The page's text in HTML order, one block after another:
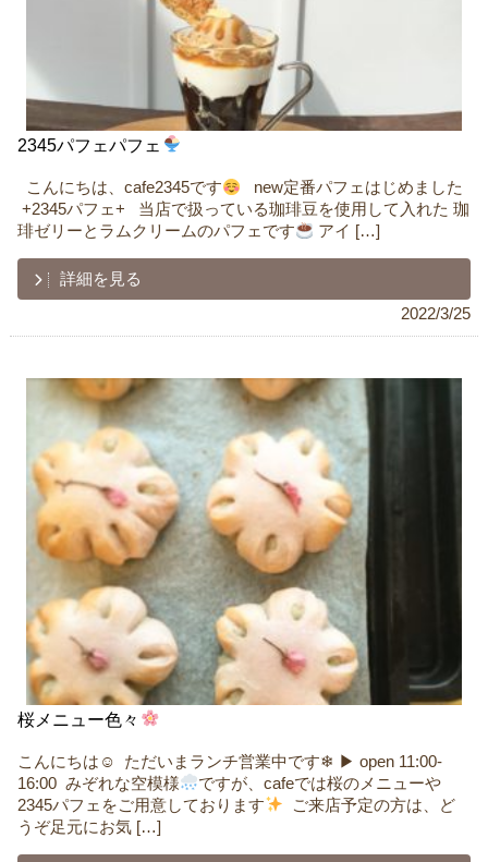
2345パフェパフェ
ㅤ ㅤ こんにちは、cafe2345です
ㅤ ㅤ ㅤ new定番パフェはじめました ㅤ
ㅤ +ㅤ2345パフェㅤ+ㅤㅤ ㅤ ㅤ 当店で扱っている珈琲豆を使用して入れたㅤ 珈
琲ゼリーとラムクリームのパフェです
ㅤ アイ […]
詳細を見る
2022/3/25
桜メニュー色々
こんにちは☺︎ ㅤ ただいまランチ営業中です❄︎ ▶︎ open 11:00-
16:00 ㅤ みぞれな空模様
ですが、cafeでは桜のメニューや
2345パフェをご用意しております
ㅤ ご来店予定の方は、ど
うぞ足元にお気 […]